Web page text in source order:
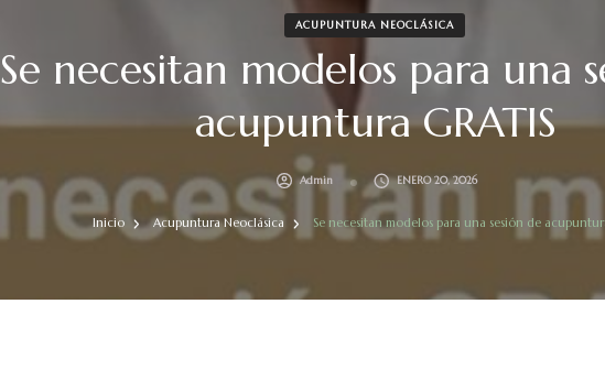
ACUPUNTURA NEOCLÁSICA
Se necesitan modelos para una
acupuntura GRATIS
Admin ENERO 20, 2026
Inicio Acupuntura Neoclásica Se necesitan modelos para una sesión de